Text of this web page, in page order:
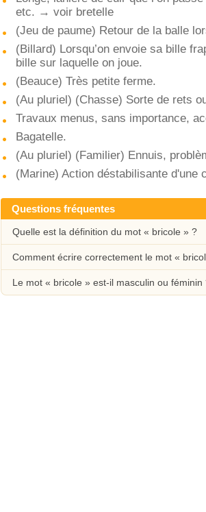
etc. → voir bretelle
(Jeu de paume) Retour de la balle
(Billard) Lorsqu’on envoie sa bille
bille sur laquelle on joue.
(Beauce) Très petite ferme.
(Au pluriel) (Chasse) Sorte de rets
Travaux menus, sans importance,
Bagatelle.
(Au pluriel) (Familier) Ennuis,
(Marine) Action déstabilisante d'une
Questions fréquentes
Quelle est la définition du mot « bricole » ?
Comment écrire correctement le mot «
Le mot « bricole » est-il masculin ou féminin